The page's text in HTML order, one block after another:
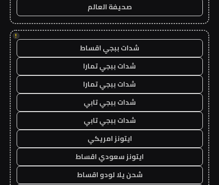
صحيفة العالم
!
شدات ببجي اقساط
شدات ببجي تمارا
شدات ببجي تمارا
شدات ببجي تابي
شدات ببجي تابي
ايتونز امريكي
ايتونز سعودي اقساط
شحن يلا لودو اقساط